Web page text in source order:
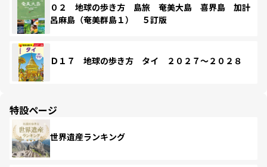
０２ 地球の歩き方 島旅 奄美大島 喜界島 加計
呂麻島（奄美群島１） ５訂版
Ｄ１７ 地球の歩き方 タイ ２０２７～２０２８
特設ページ
世界遺産ランキング